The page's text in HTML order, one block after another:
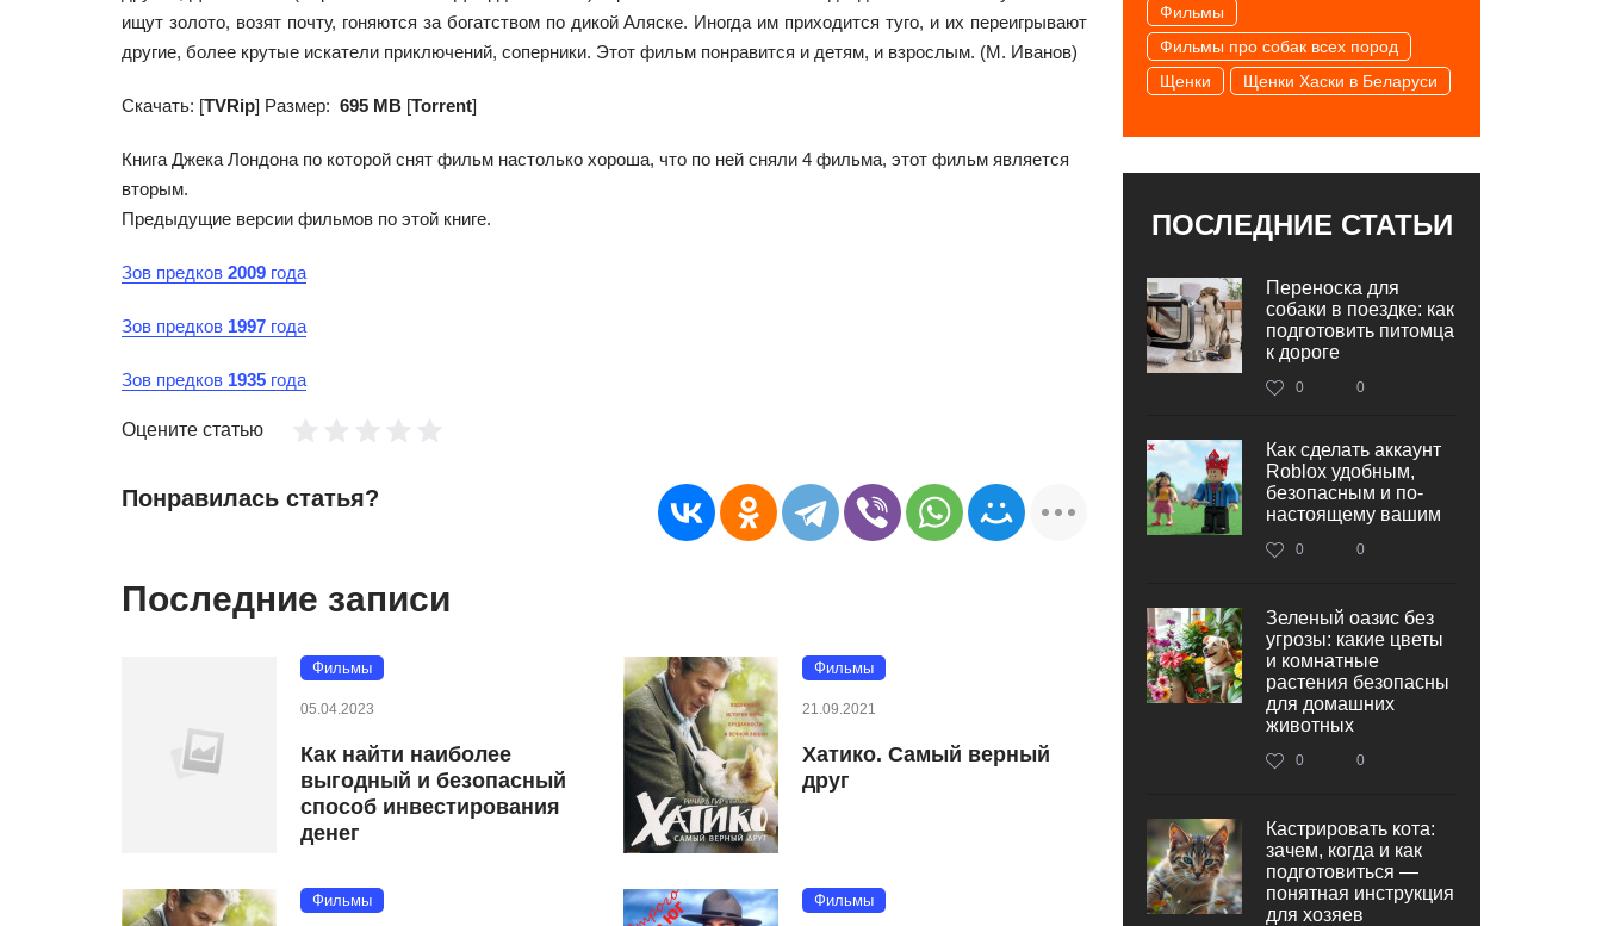
ищут золото, возят почту, гоняются за богатством по дикой Аляске. Иногда им приходится туго, и их переигрывают
другие, более крутые искатели приключений, соперники. Этот фильм понравится и детям, и взрослым. (М. Иванов)
Скачать: [TVRip] Размер: 695 MB [Torrent]
Книга Джека Лондона по которой снят фильм настолько хороша, что по ней сняли 4 фильма, этот фильм является
вторым.
Предыдущие версии фильмов по этой книге.
Зов предков 2009 года
Зов предков 1997 года
Зов предков 1935 года
Оцените статью
Понравилась статья?
Последние записи
Фильмы
05.04.2023
Как найти наиболее
выгодный и безопасный
способ инвестирования
денег
Фильмы
21.09.2021
Хатико. Самый верный
друг
Фильмы Фильмы
Фильмы
Фильмы про собак всех пород
Щенки
Щенки Хаски в Беларуси
ПОСЛЕДНИЕ СТАТЬИ
Переноска для
собаки в поездке: как
подготовить питомца
к дороге
0 0
Как сделать аккаунт
Roblox удобным,
безопасным и по-
настоящему вашим
0 0
Зеленый оазис без
угрозы: какие цветы
и комнатные
растения безопасны
для домашних
животных
0 0
Кастрировать кота:
зачем, когда и как
подготовиться —
понятная инструкция
для хозяев